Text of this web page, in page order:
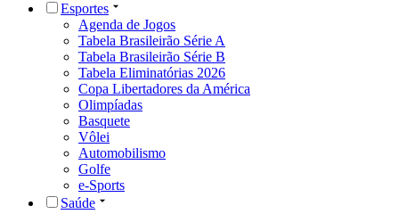
Esportes
Agenda de Jogos
Tabela Brasileirão Série A
Tabela Brasileirão Série B
Tabela Eliminatórias 2026
Copa Libertadores da América
Olimpíadas
Basquete
Vôlei
Automobilismo
Golfe
e-Sports
Saúde